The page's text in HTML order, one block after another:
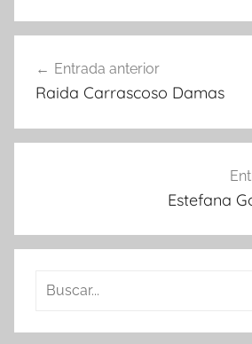
de
Entrada anterior
Raida Carrascoso Damas
Estefana
Buscar: